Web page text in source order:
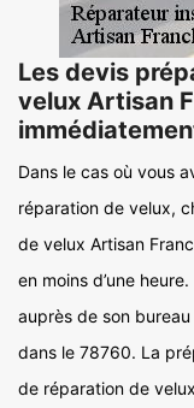
Les devis
velux Artisan
Dans le cas où vous
réparation de velux,
de velux Artisan
en moins d’une
auprès de son
dans le 78760. La
de réparation de